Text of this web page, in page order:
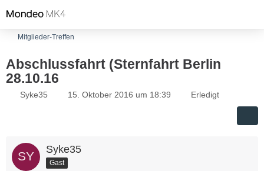
Mitglieder-Treffen
Abschlussfahrt (Sternfahrt Berlin
28.10.16
Syke35 15. Oktober 2016 um 18:39 Erledigt
Syke35
Gast